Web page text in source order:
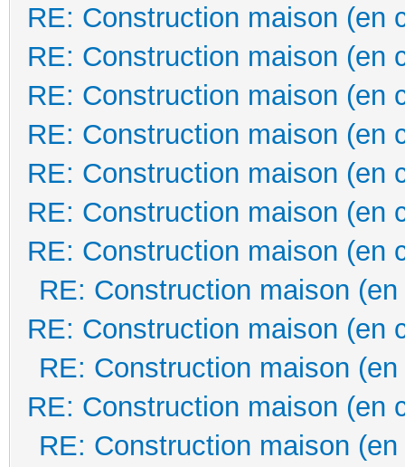
RE: Construction maison (en
RE: Construction maison (en
RE: Construction maison (en
RE: Construction maison (en
RE: Construction maison (en
RE: Construction maison (en
RE: Construction maison (en
RE: Construction maison
RE: Construction maison (en
RE: Construction maison
RE: Construction maison (en
RE: Construction maison